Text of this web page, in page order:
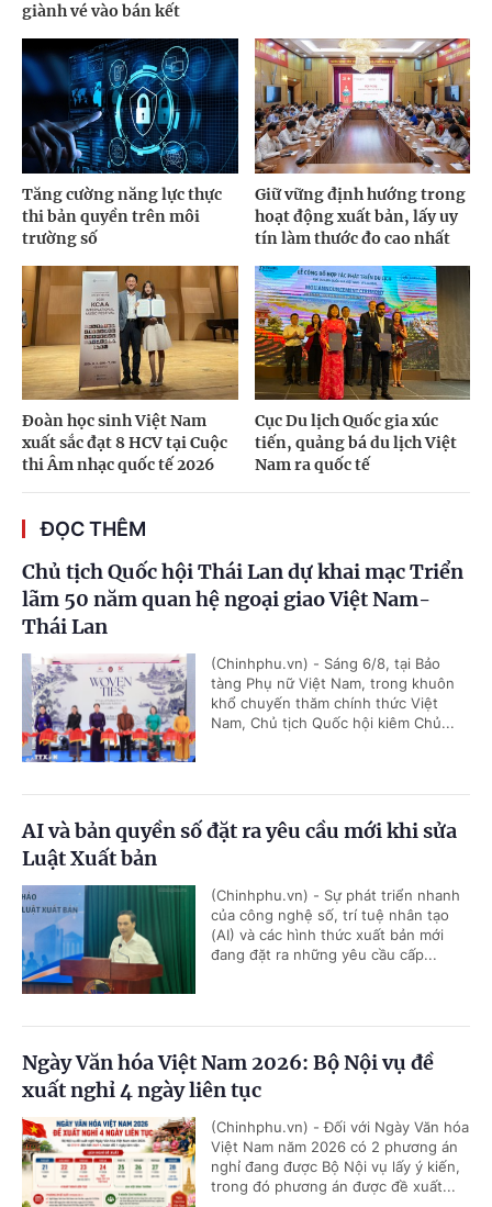
giành vé vào bán kết
Tăng cường năng lực thực
thi bản quyền trên môi
trường số
Giữ vững định hướng trong
hoạt động xuất bản, lấy uy
tín làm thước đo cao nhất
Đoàn học sinh Việt Nam
xuất sắc đạt 8 HCV tại Cuộc
thi Âm nhạc quốc tế 2026
Cục Du lịch Quốc gia xúc
tiến, quảng bá du lịch Việt
Nam ra quốc tế
ĐỌC THÊM
Chủ tịch Quốc hội Thái Lan dự khai mạc Triển
lãm 50 năm quan hệ ngoại giao Việt Nam-
Thái Lan
(Chinhphu.vn) - Sáng 6/8, tại Bảo
tàng Phụ nữ Việt Nam, trong khuôn
khổ chuyến thăm chính thức Việt
Nam, Chủ tịch Quốc hội kiêm Chủ...
AI và bản quyền số đặt ra yêu cầu mới khi sửa
Luật Xuất bản
(Chinhphu.vn) - Sự phát triển nhanh
của công nghệ số, trí tuệ nhân tạo
(AI) và các hình thức xuất bản mới
đang đặt ra những yêu cầu cấp...
Ngày Văn hóa Việt Nam 2026: Bộ Nội vụ đề
xuất nghỉ 4 ngày liên tục
(Chinhphu.vn) - Đối với Ngày Văn hóa
Việt Nam năm 2026 có 2 phương án
nghỉ đang được Bộ Nội vụ lấy ý kiến,
trong đó phương án được đề xuất...